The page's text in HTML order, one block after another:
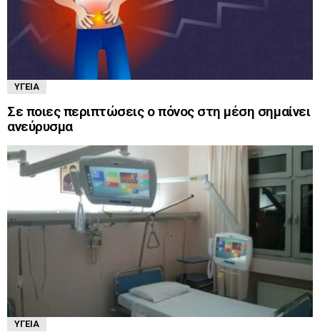
ΥΓΕΊΑ
Σε ποιες περιπτώσεις ο πόνος στη μέση σημαίνει
ανεύρυσμα
ΥΓΕΊΑ